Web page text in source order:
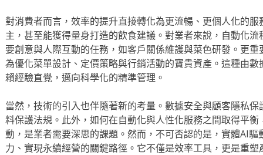
對消費者而言，效率的提升直接轉化為更流暢、更個人化的
主，甚至能獲得量身打造的飲食建議。對業者來說，自動化
要創意與人際互動的任務，如客戶關係維護與菜色研發。更
為優化菜單設計、定價策略與行銷活動的寶貴資產。這種由
賴經驗直覺，邁向科學化的精準管理。
當然，技術的引入也伴隨著新的考量。數據安全與顧客隱私
料保護法規。此外，如何在自動化與人性化服務之間取得平
動，是業者需要深思的課題。然而，不可否認的是，實體AI
力、實現永續經營的關鍵路徑。它不僅是效率工具，更是重